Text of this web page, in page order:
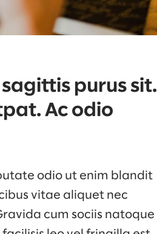
purus sit.
Ac odio
odio ut enim blandit
vitae aliquet nec
cum sociis natoque